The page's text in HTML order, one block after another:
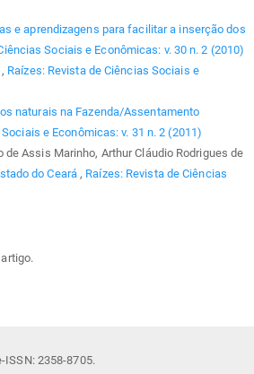
e aprendizagens para facilitar a inserção dos
Sociais e Econômicas: v. 30 n. 2 (2010)
, Raízes: Revista de Ciências Sociais e
naturais na Fazenda/Assentamento
e Econômicas: v. 31 n. 2 (2011)
Assis Marinho, Arthur Cláudio Rodrigues de
do Ceará, Raízes: Revista de Ciências
ISSN: 2358-8705.